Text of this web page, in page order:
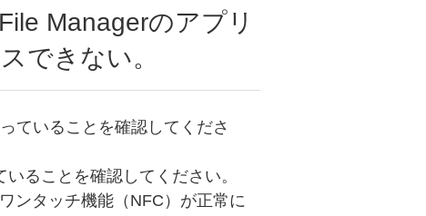
Managerのアプリ
できない。
ていることを確認してくださ
ることを確認してください。
ンタッチ機能（NFC）が正常に